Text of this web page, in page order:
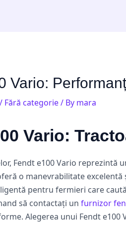
Vario:
/ Fără categorie/ By mara
Vario:
Fendt e100 Vario reprezintă
o manevrabilitate
pentru fermieri care
să contactați un furnizor
Alegerea unui Fendt